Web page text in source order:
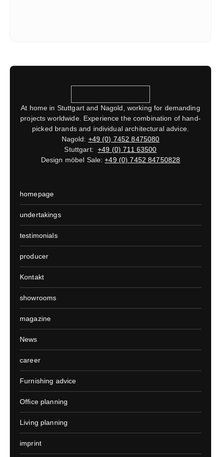
At home in Stuttgart and Nagold, working for demanding
projects worldwide. Experience the combination of hand-
picked brands and individual architectural advice.
Nagold: +49 (0) 7452 8475080
Stuttgart:+49 (0) 711 63500
Design möbel Sale:+49 (0) 7452 84750828
homepage
undertakings
testimonials
producer
Kontakt
showrooms
magazine
News
career
Furnishing advice
Office planning
Living planning
imprint